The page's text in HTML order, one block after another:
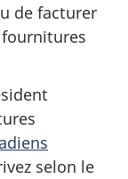
de facturer
fournitures
selon le